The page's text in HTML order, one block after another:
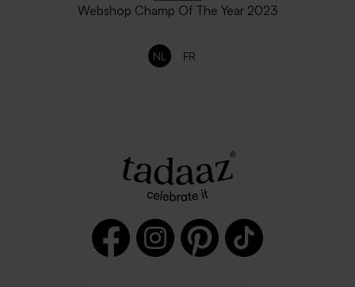
Webshop Champ Of The Year 2023
NL FR